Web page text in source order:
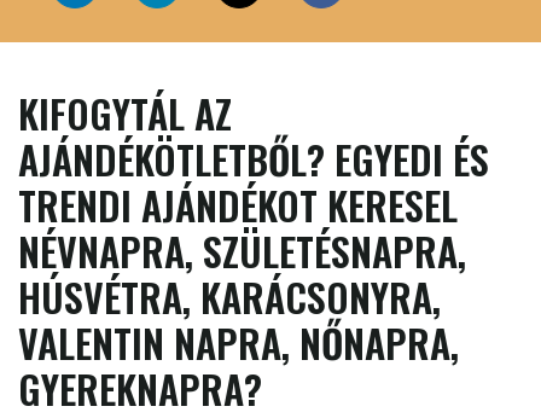
KIFOGYTÁL AZ
AJÁNDÉKÖTLETBŐL? EGYEDI ÉS
TRENDI AJÁNDÉKOT KERESEL
NÉVNAPRA, SZÜLETÉSNAPRA,
HÚSVÉTRA, KARÁCSONYRA,
VALENTIN NAPRA, NŐNAPRA,
GYEREKNAPRA?